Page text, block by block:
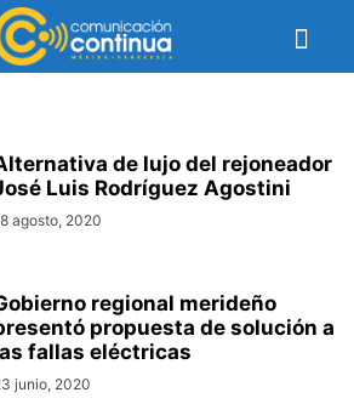
de lujo del rejoneador
Luis Rodríguez Agostini
agosto, 2020
regional merideño
propuesta de solución a
fallas eléctricas
junio, 2020